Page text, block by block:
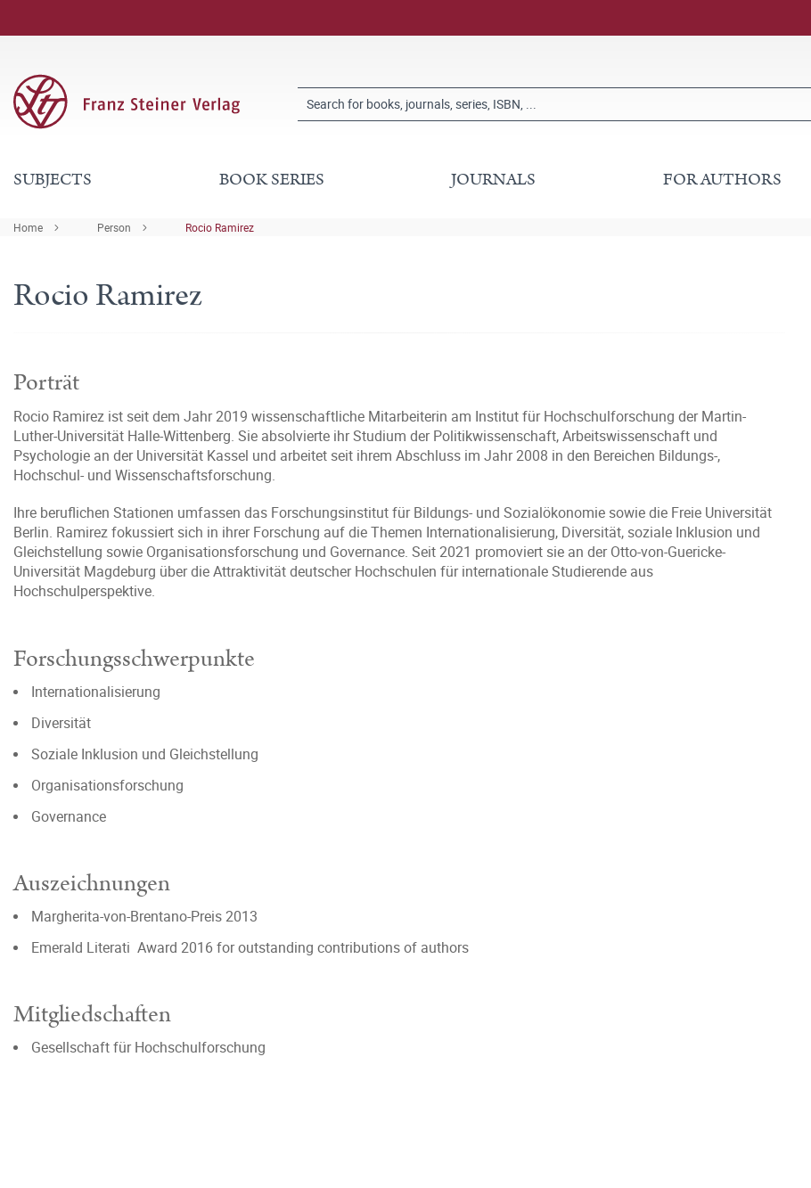
SUBJECTS BOOK SERIES JOURNALS FOR AUTHORS
Home Person Rocio Ramirez
Rocio Ramirez
Porträt
Rocio Ramirez ist seit dem Jahr 2019 wissenschaftliche Mitarbeiterin am Institut für Hochschulforschung der Martin-
Luther-Universität Halle-Wittenberg. Sie absolvierte ihr Studium der Politikwissenschaft, Arbeitswissenschaft und
Psychologie an der Universität Kassel und arbeitet seit ihrem Abschluss im Jahr 2008 in den Bereichen Bildungs-,
Hochschul- und Wissenschaftsforschung.
Ihre beruflichen Stationen umfassen das Forschungsinstitut für Bildungs- und Sozialökonomie sowie die Freie Universität
Berlin. Ramirez fokussiert sich in ihrer Forschung auf die Themen Internationalisierung, Diversität, soziale Inklusion und
Gleichstellung sowie Organisationsforschung und Governance. Seit 2021 promoviert sie an der Otto-von-Guericke-
Universität Magdeburg über die Attraktivität deutscher Hochschulen für internationale Studierende aus
Hochschulperspektive.
Forschungsschwerpunkte
Internationalisierung
Diversität
Soziale Inklusion und Gleichstellung
Organisationsforschung
Governance
Auszeichnungen
Margherita-von-Brentano-Preis 2013
Emerald Literati Award 2016 for outstanding contributions of authors
Mitgliedschaften
Gesellschaft für Hochschulforschung